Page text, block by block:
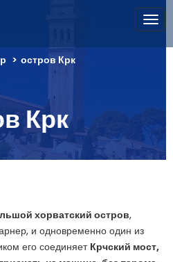
остров Крк
Крк
хорватский остров,
и одновременно один из
его соединяет Крчский мост,